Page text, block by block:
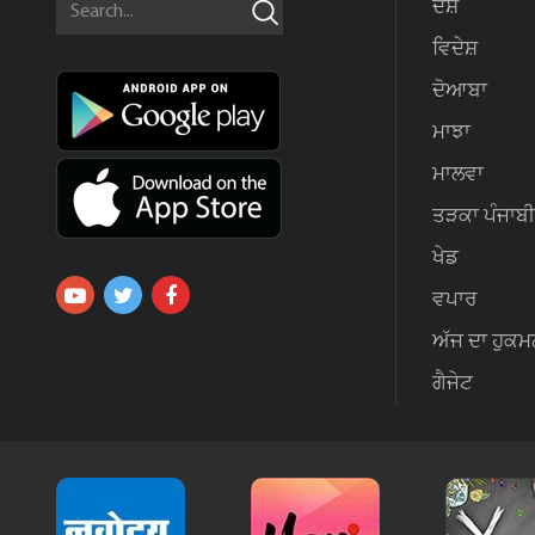
ਦੇਸ਼
ਵਿਦੇਸ਼
ਦੋਆਬਾ
ਮਾਝਾ
ਮਾਲਵਾ
ਤੜਕਾ ਪੰਜਾਬੀ
ਖੇਡ
ਵਪਾਰ
ਅੱਜ ਦਾ
ਗੈਜੇਟ